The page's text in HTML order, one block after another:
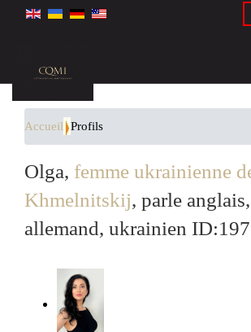
Accueil Profils
Olga, femme ukrainienne
Khmelnitskij, parle
allemand, ukrainien